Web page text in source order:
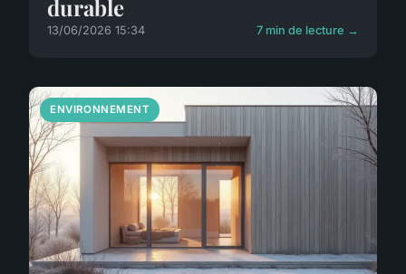
durable
13/06/2026 15:34 7 min de lecture →
ENVIRONNEMENT